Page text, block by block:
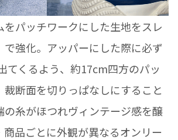
をパッチワークにした生地をスレ
で強化。アッパーにした際に必ず
てくるよう、約17cm四方のパッ
裁断面を切りっぱなしにすること
の糸がほつれヴィンテージ感を醸
商品ごとに外観が異なるオンリー